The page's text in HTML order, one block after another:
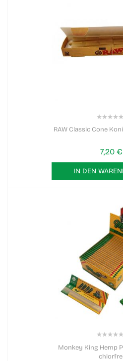
RAW Classic Cone
7,20 €
IN DEN
Monkey King Hemp